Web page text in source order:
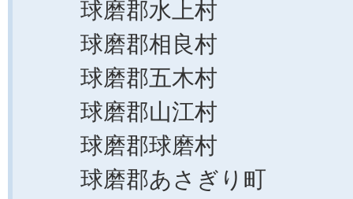
球磨郡水上村
球磨郡相良村
球磨郡五木村
球磨郡山江村
球磨郡球磨村
球磨郡あさぎり町